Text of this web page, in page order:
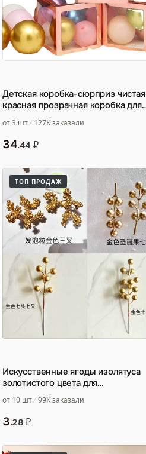
Детская коробка-сюрприз чистая
красная прозрачная коробка для
от 3 шт 127K заказали
34.44 ₽
ТОП ПРОДАЖ
Искусственные ягоды изолятуса
золотистого цвета для
от 10 шт 99K заказали
3.28 ₽